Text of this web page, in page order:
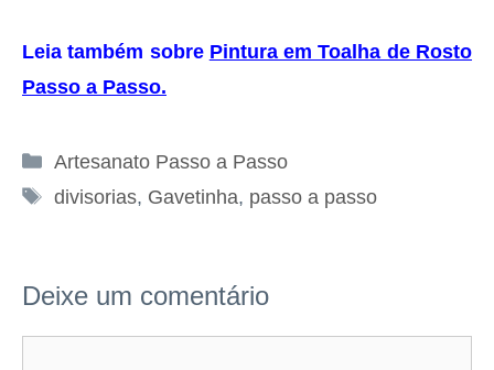
Leia também sobre Pintura em Toalha de Rosto
Passo a Passo.
Categorias
Artesanato Passo a Passo
Tags
divisorias, Gavetinha, passo a passo
Deixe um comentário